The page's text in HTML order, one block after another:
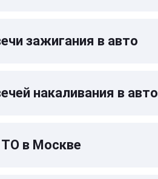
зажигания в авто
накаливания в авто
в Москве